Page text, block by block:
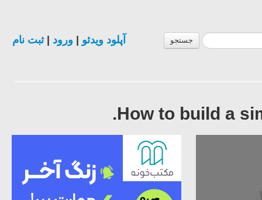
جستجو آپلود ویدئو ورود |ثبت نام
How to build a